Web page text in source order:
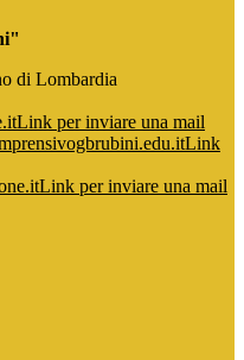
di Lombardia
Link per inviare una mail
Link
Link per inviare una mail